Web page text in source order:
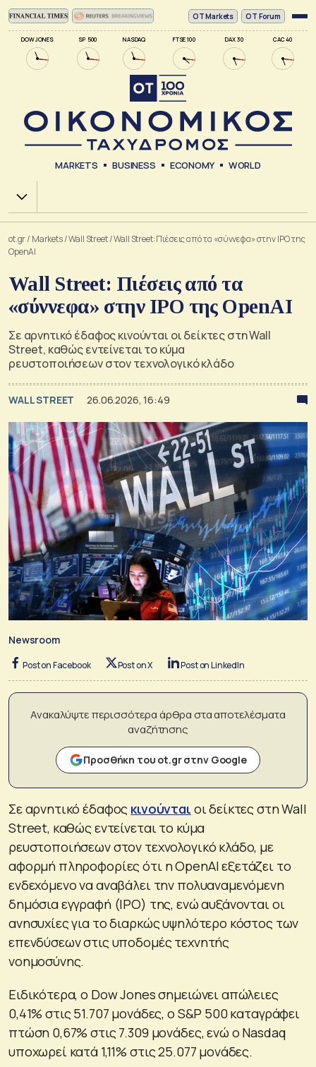
DOW JONES SP 500 NASDAQ FTSE 100 DAX 30 CAC 40
ΟΤ Markets OT Forum
MARKETS BUSINESS ECONOMY WORLD
Χ.Α.
ot.gr/ Markets/Wall Street/Wall Street: Πιέσεις από τα «σύννεφα» στην IPO της
OpenAI
Wall Street: Πιέσεις από τα
«σύννεφα» στην IPO της OpenAI
Σε αρνητικό έδαφος κινούνται οι δείκτες στη Wall
Street, καθώς εντείνεται το κύμα
ρευστοποιήσεων στον τεχνολογικό κλάδο
WALL STREET 26.06.2026, 16:49
Newsroom
Post on Facebook Post on X Post on LinkedIn
Ανακαλύψτε περισσότερα άρθρα στα αποτελέσματα
αναζήτησης
Προσθήκη του ot.gr στην Google
Σε αρνητικό έδαφος κινούνται οι δείκτες στη Wall
Street, καθώς εντείνεται το κύμα
ρευστοποιήσεων στον τεχνολογικό κλάδο, με
αφορμή πληροφορίες ότι η OpenAI εξετάζει το
ενδεχόμενο να αναβάλει την πολυαναμενόμενη
δημόσια εγγραφή (IPO) της, ενώ αυξάνονται οι
ανησυχίες για το διαρκώς υψηλότερο κόστος των
επενδύσεων στις υποδομές τεχνητής
νοημοσύνης.
Ειδικότερα, ο Dow Jones σημειώνει απώλειες
0,41% στις 51.707 μονάδες, ο S&P 500 καταγράφει
πτώση 0,67% στις 7.309 μονάδες, ενώ ο Nasdaq
υποχωρεί κατά 1,11% στις 25.077 μονάδες.